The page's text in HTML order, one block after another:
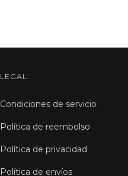
LEGAL:
Condiciones de servicio
Política de reembolso
Política de privacidad
Política de envíos